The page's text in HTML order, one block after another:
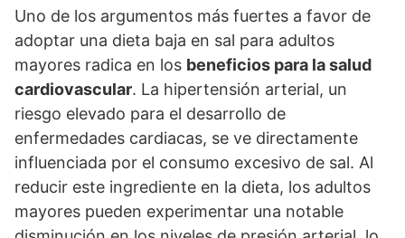
Uno de los argumentos más fuertes a favor de
adoptar una dieta baja en sal para adultos
mayores radica en los beneficios para la salud
cardiovascular. La hipertensión arterial, un
riesgo elevado para el desarrollo de
enfermedades cardiacas, se ve directamente
influenciada por el consumo excesivo de sal. Al
reducir este ingrediente en la dieta, los adultos
mayores pueden experimentar una notable